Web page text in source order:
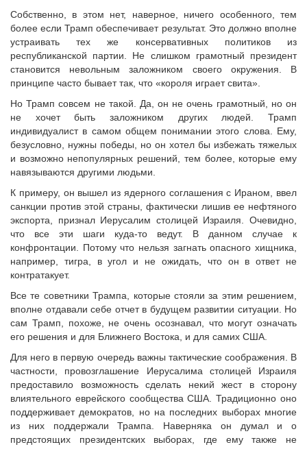
Собственно, в этом нет, наверное, ничего особенного, тем
более если Трамп обеспечивает результат. Это должно вполне
устраивать тех же консервативных политиков из
республиканской партии. Не слишком грамотный президент
становится невольным заложником своего окружения. В
принципе часто бывает так, что «короля играет свита».
Но Трамп совсем не такой. Да, он не очень грамотный, но он
не хочет быть заложником других людей. Трамп
индивидуалист в самом общем понимании этого слова. Ему,
безусловно, нужны победы, но он хотел бы избежать тяжелых
и возможно непопулярных решений, тем более, которые ему
навязываются другими людьми.
К примеру, он вышел из ядерного соглашения с Ираном, ввел
санкции против этой страны, фактически лишив ее нефтяного
экспорта, признал Иерусалим столицей Израиля. Очевидно,
что все эти шаги куда-то ведут. В данном случае к
конфронтации. Потому что нельзя загнать опасного хищника,
например, тигра, в угол и не ожидать, что он в ответ не
контратакует.
Все те советники Трампа, которые стояли за этим решением,
вполне отдавали себе отчет в будущем развитии ситуации. Но
сам Трамп, похоже, не очень осознавал, что могут означать
его решения и для Ближнего Востока, и для самих США.
Для него в первую очередь важны тактические соображения. В
частности, провозглашение Иерусалима столицей Израиля
предоставило возможность сделать некий жест в сторону
влиятельного еврейского сообщества США. Традиционно оно
поддерживает демократов, но на последних выборах многие
из них поддержали Трампа. Наверняка он думал и о
предстоящих президентских выборах, где ему также не